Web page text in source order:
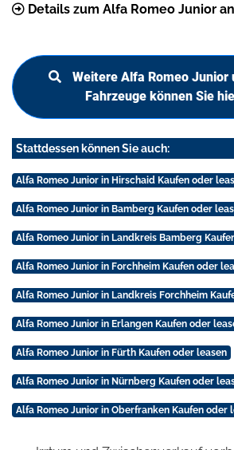
Details zum Alfa Romeo Junior
Weitere Alfa Romeo Junior
Fahrzeuge können Sie
Stattdessen können Sie auch:
Alfa Romeo Junior in Hirschaid Kaufen oder
Alfa Romeo Junior in Bamberg Kaufen oder
Alfa Romeo Junior in Landkreis Bamberg
Alfa Romeo Junior in Forchheim Kaufen oder
Alfa Romeo Junior in Landkreis Forchheim
Alfa Romeo Junior in Erlangen Kaufen oder
Alfa Romeo Junior in Fürth Kaufen oder leasen
Alfa Romeo Junior in Nürnberg Kaufen oder
Alfa Romeo Junior in Oberfranken Kaufen oder